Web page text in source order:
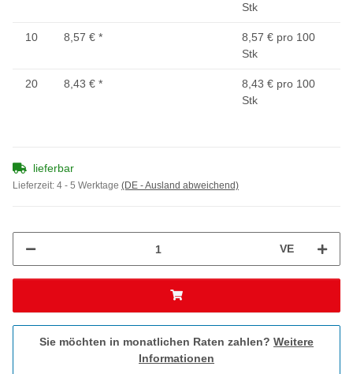
Stk
10 8,57 € *
8,57 € pro 100
Stk
20 8,43 € *
8,43 € pro 100
Stk
lieferbar
Lieferzeit: 4 - 5 Werktage (DE - Ausland abweichend)
VE
Sie möchten in monatlichen Raten zahlen? Weitere
Informationen